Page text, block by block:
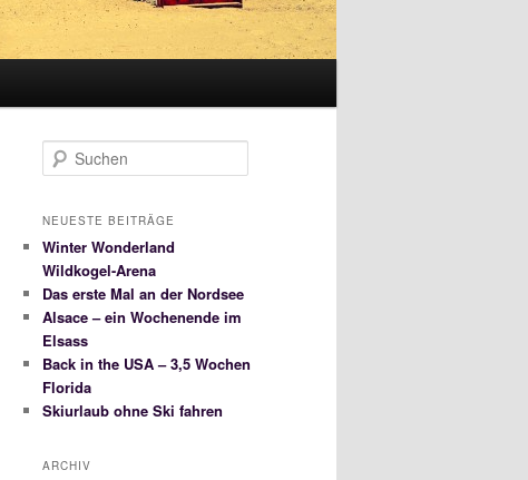
u
h
n
NEUESTE BEITRÄGE
Winter Wonderland
Wildkogel-Arena
Das erste Mal an der Nordsee
Alsace – ein Wochenende im
Elsass
Back in the USA – 3,5 Wochen
Florida
Skiurlaub ohne Ski fahren
ARCHIV